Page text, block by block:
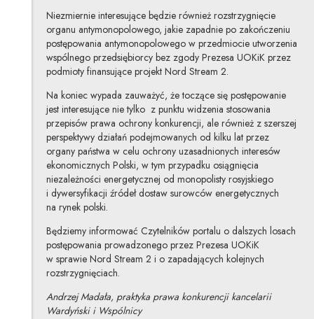
Niezmiernie interesujące będzie również rozstrzygnięcie
organu antymonopolowego, jakie zapadnie po zakończeniu
postępowania antymonopolowego w przedmiocie utworzenia
wspólnego przedsiębiorcy bez zgody Prezesa UOKiK przez
podmioty finansujące projekt Nord Stream 2.
Na koniec wypada zauważyć, że toczące się postępowanie
jest interesujące nie tylko z punktu widzenia stosowania
przepisów prawa ochrony konkurencji, ale również z szerszej
perspektywy działań podejmowanych od kilku lat przez
organy państwa w celu ochrony uzasadnionych interesów
ekonomicznych Polski, w tym przypadku osiągnięcia
niezależności energetycznej od monopolisty rosyjskiego
i dywersyfikacji źródeł dostaw surowców energetycznych
na rynek polski.
Będziemy informować Czytelników portalu o dalszych losach
postępowania prowadzonego przez Prezesa UOKiK
w sprawie Nord Stream 2 i o zapadających kolejnych
rozstrzygnięciach.
Andrzej Madała, praktyka prawa konkurencji kancelarii
Wardyński i Wspólnicy